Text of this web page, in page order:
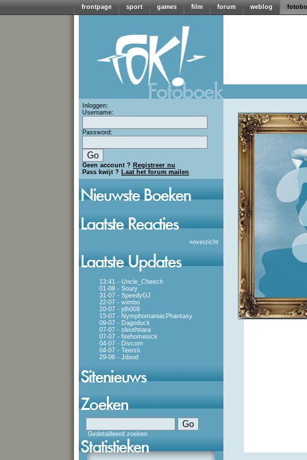
frontpage sport games film forum weblog
Inloggen:
Username:
Password:
Geen account ? Registreer nu
Pass kwijt ? Laat het forum mailen
»overzicht
13:41 - Uncle_Cheech
01-08 - Soury
31-07 - SpeedyGJ
22-07 - wimbo
20-07 - jdh009
15-07 - NymphomaniacPhantasy
09-07 - Dagoduck
07-07 - sleuthtiara
07-07 - firehomesick
04-07 - Divcom
04-07 - Teerzii
29-06 - Jdood
Gedetailleerd zoeken